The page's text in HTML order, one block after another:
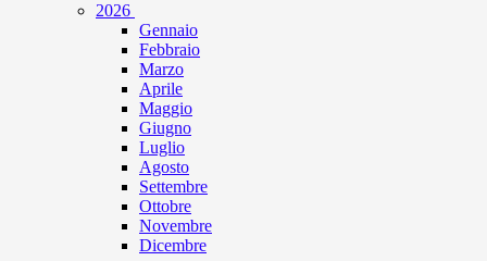
2026
Gennaio
Febbraio
Marzo
Aprile
Maggio
Giugno
Luglio
Agosto
Settembre
Ottobre
Novembre
Dicembre